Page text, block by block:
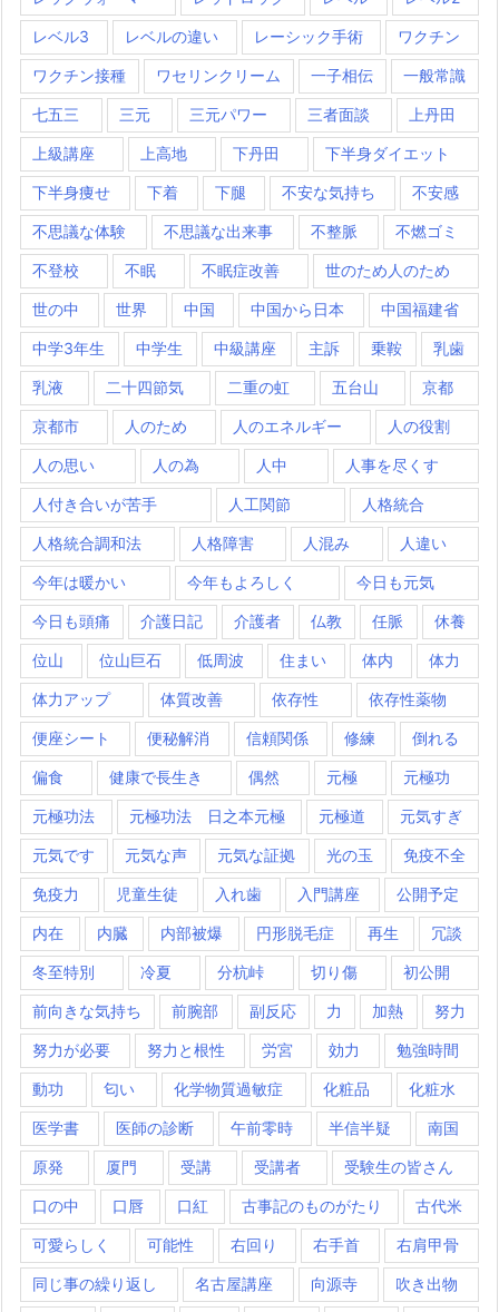
レベル3 レベルの違い レーシック手術 ワクチン
ワクチン接種 ワセリンクリーム 一子相伝 一般常識
七五三 三元 三元パワー 三者面談 上丹田
上級講座 上高地 下丹田 下半身ダイエット
下半身痩せ 下着 下腿 不安な気持ち 不安感
不思議な体験 不思議な出来事 不整脈 不燃ゴミ
不登校 不眠 不眠症改善 世のため人のため
世の中 世界 中国 中国から日本 中国福建省
中学3年生 中学生 中級講座 主訴 乗鞍 乳歯
乳液 二十四節気 二重の虹 五台山 京都
京都市 人のため 人のエネルギー 人の役割
人の思い 人の為 人中 人事を尽くす
人付き合いが苦手 人工関節 人格統合
人格統合調和法 人格障害 人混み 人違い
今年は暖かい 今年もよろしく 今日も元気
今日も頭痛 介護日記 介護者 仏教 任脈 休養
位山 位山巨石 低周波 住まい 体内 体力
体力アップ 体質改善 依存性 依存性薬物
便座シート 便秘解消 信頼関係 修練 倒れる
偏食 健康で長生き 偶然 元極 元極功
元極功法 元極功法 日之本元極 元極道 元気すぎ
元気です 元気な声 元気な証拠 光の玉 免疫不全
免疫力 児童生徒 入れ歯 入門講座 公開予定
内在 内臓 内部被爆 円形脱毛症 再生 冗談
冬至特別 冷夏 分杭峠 切り傷 初公開
前向きな気持ち 前腕部 副反応 力 加熱 努力
努力が必要 努力と根性 労宮 効力 勉強時間
動功 匂い 化学物質過敏症 化粧品 化粧水
医学書 医師の診断 午前零時 半信半疑 南国
原発 厦門 受講 受講者 受験生の皆さん
口の中 口唇 口紅 古事記のものがたり 古代米
可愛らしく 可能性 右回り 右手首 右肩甲骨
同じ事の繰り返し 名古屋講座 向源寺 吹き出物